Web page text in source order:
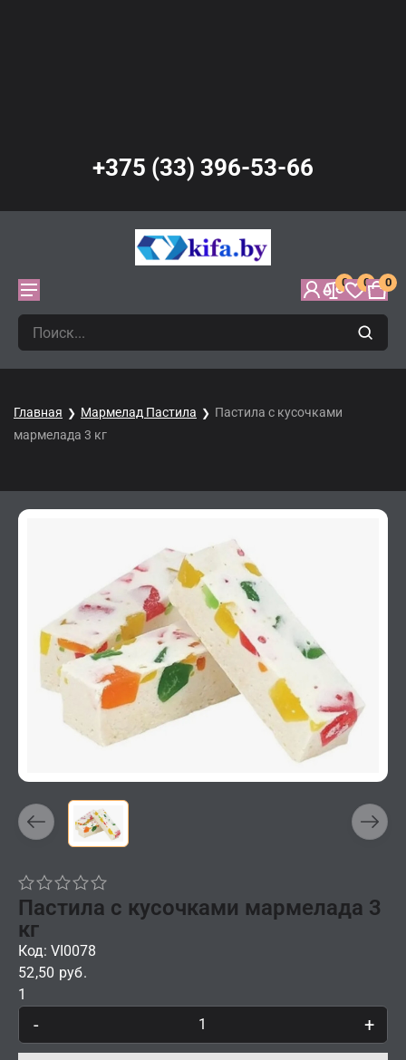
+375 (33) 396-53-66
0 0 0
Главная Мармелад Пастила
Пастила с кусочками
мармелада 3 кг
Пастила с кусочками мармелада 3
кг
Код: VI0078
52,50 руб.
1
- +